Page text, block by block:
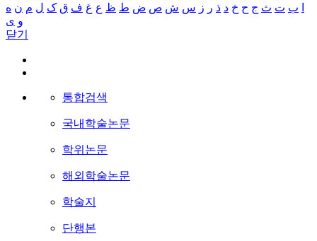
ب ت ث ج ح خ د ذ ر ز س ش ص ض ط ظ ع غ ف ق ک ل م ن ه
و ی
닫기
통합검색
국내학술논문
학위논문
해외학술논문
학술지
단행본